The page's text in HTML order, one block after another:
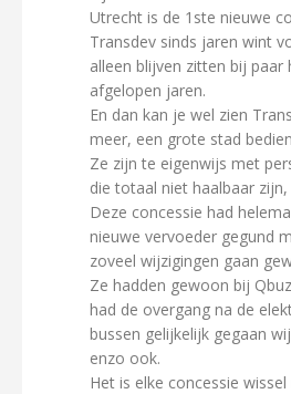
Utrecht is de 1ste nieuwe
Transdev sinds jaren wint
alleen blijven zitten bij paar
afgelopen jaren.
En dan kan je wel zien
meer, een grote stad
Ze zijn te eigenwijs met
die totaal niet haalbaar
Deze concessie had
nieuwe vervoeder gegund
zoveel wijzigingen gaan
Ze hadden gewoon bij
had de overgang na de
bussen gelijkelijk gegaan
enzo ook.
Het is elke concessie